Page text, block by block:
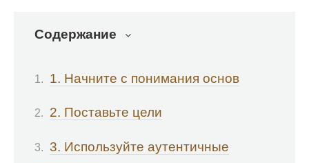
Содержание
1. Начните с понимания основ
2. Поставьте цели
3. Используйте аутентичные